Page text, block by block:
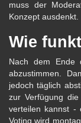
muss der
Konzept ausdenkt.
Wie
Nach dem Ende
abzustimmen.
jedoch täglich
zur Verfügung
verteilen kannst -
Voting wird